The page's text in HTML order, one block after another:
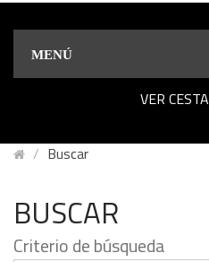
MENÚ
VER CESTA
Buscar
BUSCAR
Criterio de búsqueda